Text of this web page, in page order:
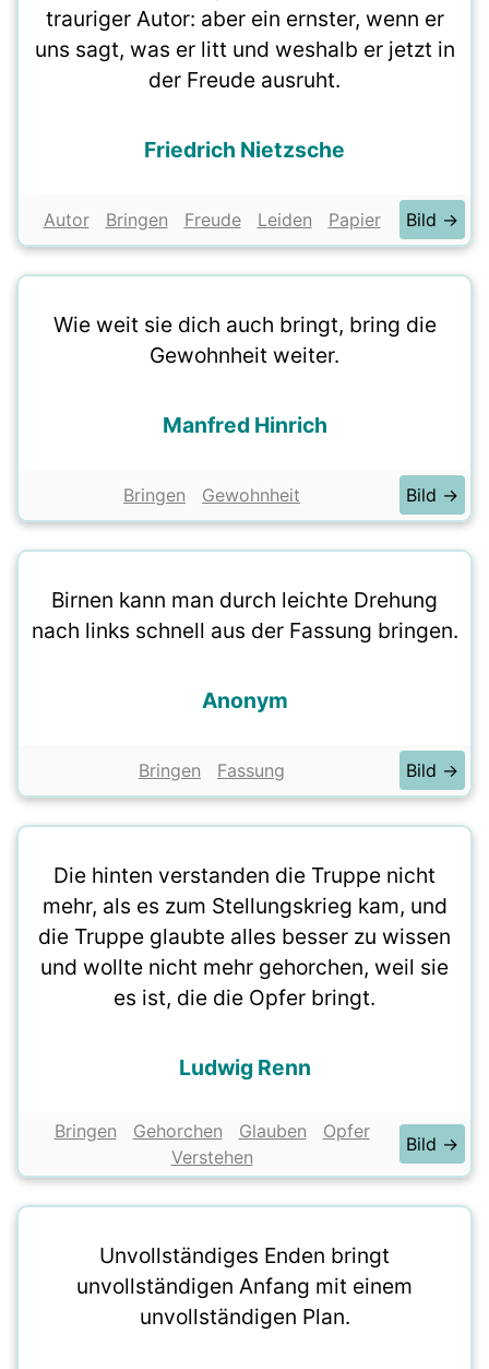
trauriger Autor: aber ein ernster, wenn er
uns sagt, was er litt und weshalb er jetzt in
der Freude ausruht.
Friedrich Nietzsche
Autor Bringen Freude Leiden Papier Bild →
Wie weit sie dich auch bringt, bring die
Gewohnheit weiter.
Manfred Hinrich
Bringen Gewohnheit Bild →
Birnen kann man durch leichte Drehung
nach links schnell aus der Fassung bringen.
Anonym
Bringen Fassung Bild →
Die hinten verstanden die Truppe nicht
mehr, als es zum Stellungskrieg kam, und
die Truppe glaubte alles besser zu wissen
und wollte nicht mehr gehorchen, weil sie
es ist, die die Opfer bringt.
Ludwig Renn
Bringen Gehorchen Glauben
Opfer
Verstehen
Bild →
Unvollständiges Enden bringt
unvollständigen Anfang mit einem
unvollständigen Plan.